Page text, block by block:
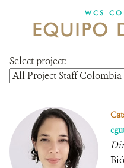
COBERTURA EN
WCS
EQUIPO
Select project: